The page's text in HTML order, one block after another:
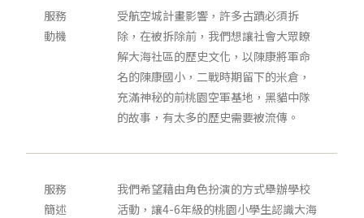
服務
動機
受航空城計畫影響，許多古蹟必須拆
除，在被拆除前，我們想讓社會大眾瞭
解大海社區的歷史文化，以陳康將軍命
名的陳康國小，二戰時期留下的米倉，
充滿神秘的前桃園空軍基地，黑貓中隊
的故事，有太多的歷史需要被流傳。
服務
簡述
我們希望藉由角色扮演的方式舉辦學校
活動，讓4-6年級的桃園小學生認識大海